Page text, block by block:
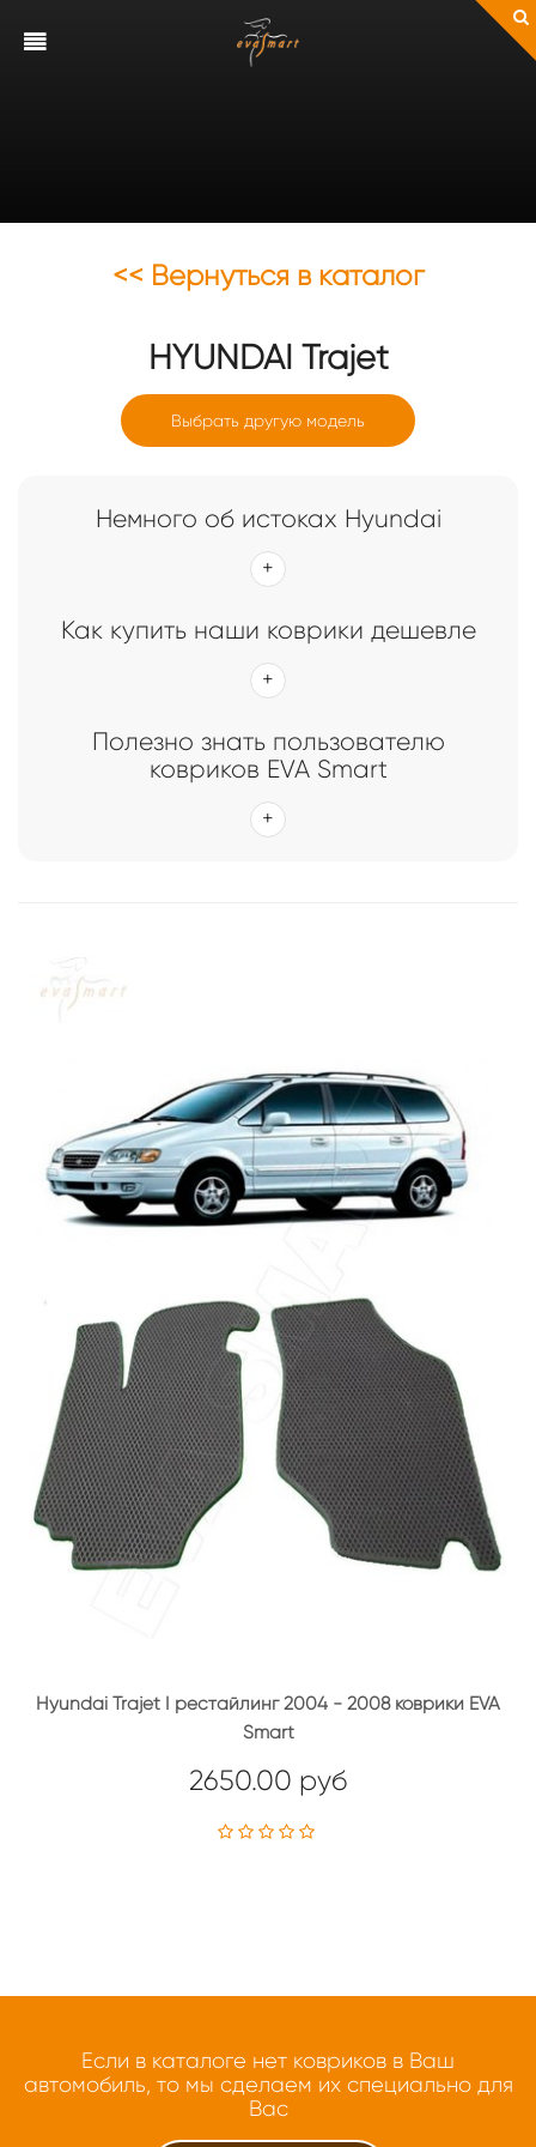
Коврики EVA Smart для Hyundai
<< Вернуться в каталог
HYUNDAI Trajet
Выбрать другую модель
Немного об истоках Hyundai
Как купить наши коврики дешевле
Полезно знать пользователю
ковриков EVA Smart
Hyundai Trajet I рестайлинг 2004 - 2008 коврики EVA
Smart
2650.00 руб
Если в каталоге нет ковриков в Ваш
автомобиль, то мы сделаем их специально для
Вас